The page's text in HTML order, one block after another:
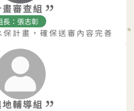
畫審查組
長：張志彰
計畫，確保送審內容完善
地輔導組